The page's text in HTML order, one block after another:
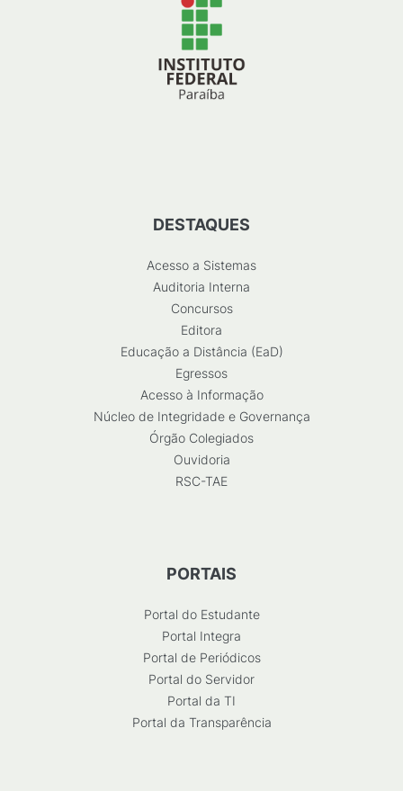
DESTAQUES
Acesso a Sistemas
Auditoria Interna
Concursos
Editora
Educação a Distância (EaD)
Egressos
Acesso à Informação
Núcleo de Integridade e Governança
Órgão Colegiados
Ouvidoria
RSC-TAE
PORTAIS
Portal do Estudante
Portal Integra
Portal de Periódicos
Portal do Servidor
Portal da TI
Portal da Transparência